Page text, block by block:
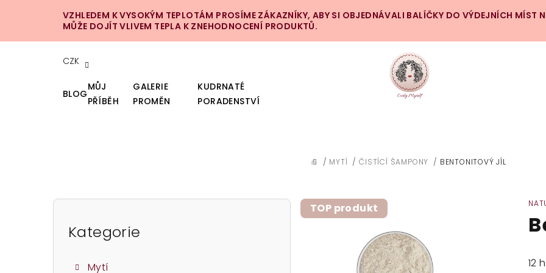
VZHLEDEM K VYSOKÝM TEPLOTÁM PROSÍME ZÁKAZNÍKY, ABY SI OBJEDNÁVALI BALÍČKY DO VÝDEJNÍCH MÍST
MŮŽE DOJÍT VLIVEM TEPLA K ZNEHODNOCENÍ PRODUKTŮ.
CZK
BLOG
MŮJ
PŘÍBĚH
GALERIE
PROMĚN
KUDRNATÉ
PORADENSTVÍ
DOMŮ
/ MYTÍ / ČISTÍCÍ ŠAMPONY / BENTONITOVÝ JÍL
P
Přeskočit
kategorie
Kategorie
Mytí 12
TOP produkt